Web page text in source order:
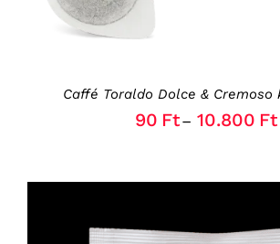
PAGE
Caffé Toraldo Dolce & Cremoso
90 Ft– 10.800 Ft